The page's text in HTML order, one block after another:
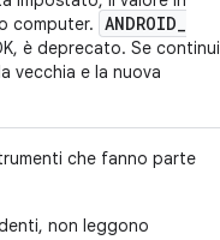
computer. ANDROID_
è deprecato. Se continui
vecchia e la nuova
che fanno parte
non leggono